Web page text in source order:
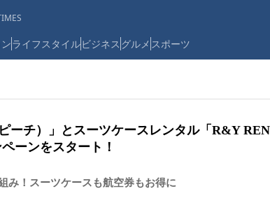
ライフスタイルビジネス グルメ スポーツ
ーチ）」とスーツケースレンタル「R&Y
ーンをスタート！
み！スーツケースも航空券もお得に